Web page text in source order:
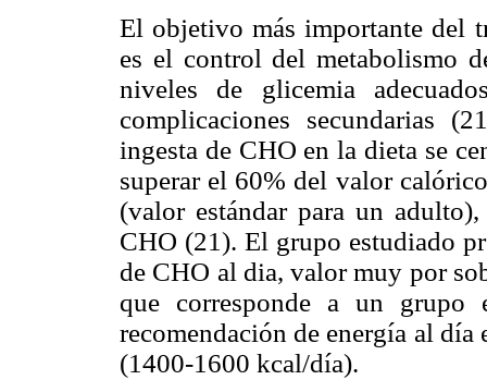
El objetivo más importante del
es el control del metabolismo
niveles de glicemia
complicaciones secundarias
ingesta de CHO en la dieta se
superar el 60% del valor
(valor estándar para un
CHO (21). El grupo estudiado
de CHO al dia, valor muy por
que corresponde a un grupo
recomendación de energía al día
(1400-1600 kcal/día).